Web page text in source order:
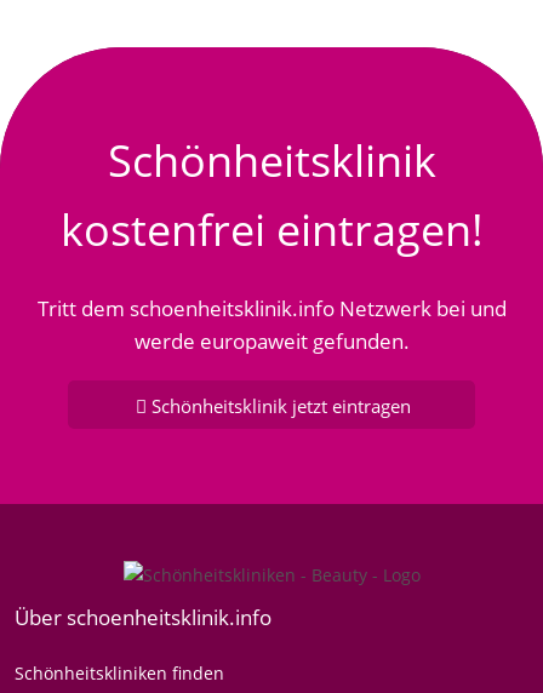
Schönheitsklinik
kostenfrei eintragen!
Tritt dem schoenheitsklinik.info Netzwerk bei und
werde europaweit gefunden.
Schönheitsklinik jetzt eintragen
Über schoenheitsklinik.info
Schönheitskliniken finden